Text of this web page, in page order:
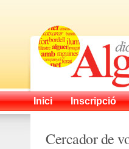
Inici Inscripció
Cercador de